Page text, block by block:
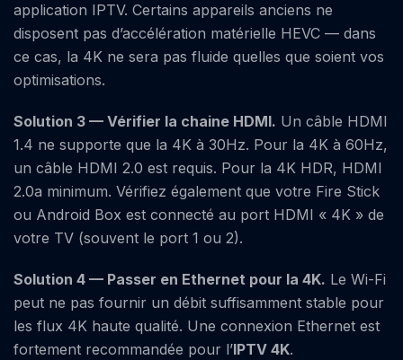
application IPTV. Certains appareils anciens ne
disposent pas d’accélération matérielle HEVC — dans
ce cas, la 4K ne sera pas fluide quelles que soient vos
optimisations.
Solution 3 — Vérifier la chaine HDMI. Un câble HDMI
1.4 ne supporte que la 4K à 30Hz. Pour la 4K à 60Hz,
un câble HDMI 2.0 est requis. Pour la 4K HDR, HDMI
2.0a minimum. Vérifiez également que votre Fire Stick
ou Android Box est connecté au port HDMI « 4K » de
votre TV (souvent le port 1 ou 2).
Solution 4 — Passer en Ethernet pour la 4K. Le Wi-Fi
peut ne pas fournir un débit suffisamment stable pour
les flux 4K haute qualité. Une connexion Ethernet est
fortement recommandée pour l’IPTV 4K.